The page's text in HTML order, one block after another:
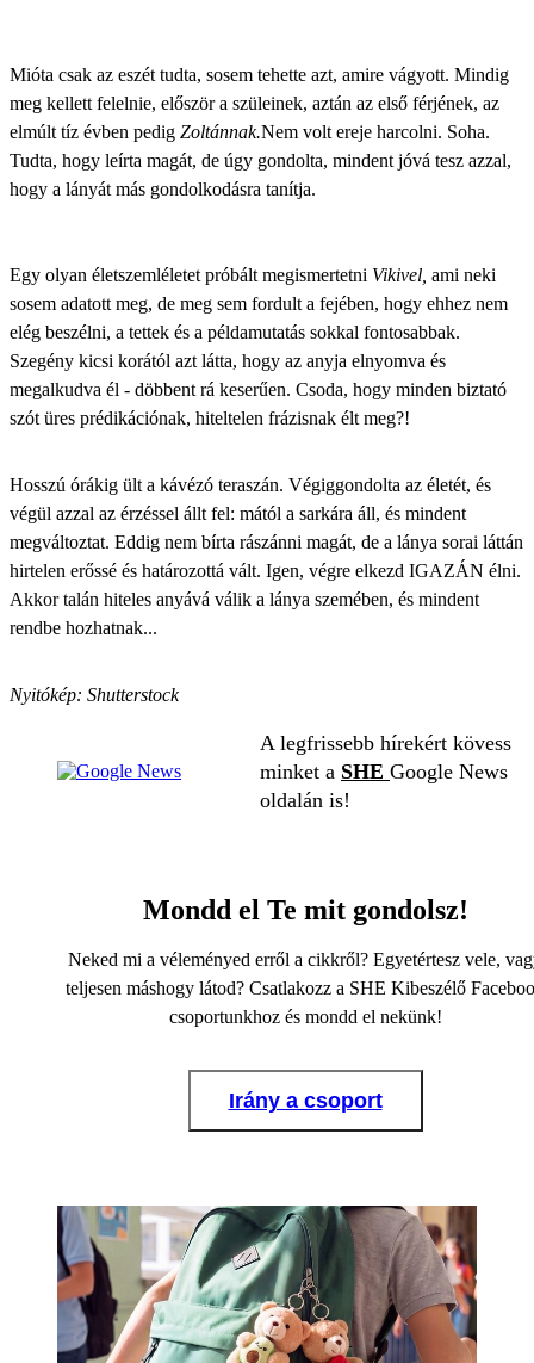
Mióta csak az eszét tudta, sosem tehette azt, amire vágyott. Mindig
meg kellett felelnie, először a szüleinek, aztán az első férjének, az
elmúlt tíz évben pedig Zoltánnak.Nem volt ereje harcolni. Soha.
Tudta, hogy leírta magát, de úgy gondolta, mindent jóvá tesz azzal,
hogy a lányát más gondolkodásra tanítja.
Egy olyan életszemléletet próbált megismertetni Vikivel, ami neki
sosem adatott meg, de meg sem fordult a fejében, hogy ehhez nem
elég beszélni, a tettek és a példamutatás sokkal fontosabbak.
Szegény kicsi korától azt látta, hogy az anyja elnyomva és
megalkudva él - döbbent rá keserűen. Csoda, hogy minden biztató
szót üres prédikációnak, hiteltelen frázisnak élt meg?!
Hosszú órákig ült a kávézó teraszán. Végiggondolta az életét, és
végül azzal az érzéssel állt fel: mától a sarkára áll, és mindent
megváltoztat. Eddig nem bírta rászánni magát, de a lánya sorai láttán
hirtelen erőssé és határozottá vált. Igen, végre elkezd IGAZÁN élni.
Akkor talán hiteles anyává válik a lánya szemében, és mindent
rendbe hozhatnak...
Nyitókép: Shutterstock
A legfrissebb hírekért kövess
minket a SHE Google News
oldalán is!
Mondd el Te mit gondolsz!
Neked mi a véleményed erről a cikkről? Egyetértesz vele,
teljesen máshogy látod? Csatlakozz a SHE Kibeszélő
csoportunkhoz és mondd el nekünk!
Irány a csoport